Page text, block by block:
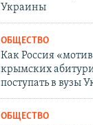
Украины
ОБЩЕСТВО
Как Россия
крымских
поступать в вузы
ОБЩЕСТВО